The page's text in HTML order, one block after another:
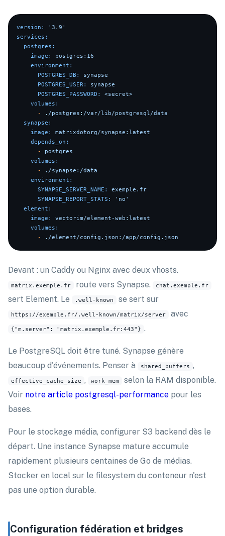
version:
'3.9'
services:
postgres:
image:
postgres:16
environment:
POSTGRES_DB:
synapse
POSTGRES_USER:
synapse
POSTGRES_PASSWORD:
<secret>
volumes:
-
./postgres:/var/lib/postgresql/data
synapse:
image:
matrixdotorg/synapse:latest
depends_on:
-
postgres
volumes:
-
./synapse:/data
environment:
SYNAPSE_SERVER_NAME:
exemple.fr
SYNAPSE_REPORT_STATS:
'no'
element:
image:
vectorim/element-web:latest
volumes:
-
./element/config.json:/app/config.json
Devant : un Caddy ou Nginx avec deux vhosts.
matrix.exemple.fr route vers Synapse. chat.exemple.fr
sert Element. Le .well-known se sert sur
https://exemple.fr/.well-known/matrix/server avec
{"m.server": "matrix.exemple.fr:443"} .
Le PostgreSQL doit être tuné. Synapse génère
beaucoup d'événements. Penser à
shared_buffers ,
effective_cache_size , work_mem
selon la RAM disponible.
Voir notre article postgresql-performance pour les
bases.
Pour le stockage média, configurer S3 backend dès le
départ. Une instance Synapse mature accumule
rapidement plusieurs centaines de Go de médias.
Stocker en local sur le filesystem du conteneur n'est
pas une option durable.
Configuration fédération et bridges